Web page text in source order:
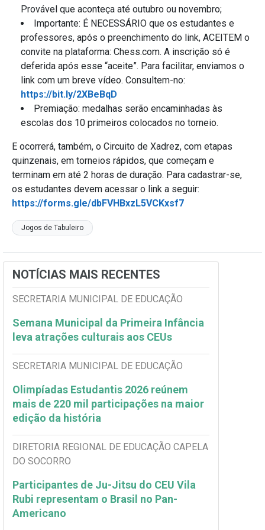
Provável que aconteça até outubro ou novembro;
Importante: É NECESSÁRIO que os estudantes e
professores, após o preenchimento do link, ACEITEM o
convite na plataforma: Chess.com. A inscrição só é
deferida após esse “aceite”. Para facilitar, enviamos o
link com um breve vídeo. Consultem-no:
https://bit.ly/2XBeBqD
Premiação: medalhas serão encaminhadas às
escolas dos 10 primeiros colocados no torneio.
E ocorrerá, também, o Circuito de Xadrez, com etapas
quinzenais, em torneios rápidos, que começam e
terminam em até 2 horas de duração. Para cadastrar-se,
os estudantes devem acessar o link a seguir:
https://forms.gle/dbFVHBxzL5VCKxsf7
Jogos de Tabuleiro
NOTÍCIAS MAIS RECENTES
SECRETARIA MUNICIPAL DE EDUCAÇÃO
Semana Municipal da Primeira Infância
leva atrações culturais aos CEUs
SECRETARIA MUNICIPAL DE EDUCAÇÃO
Olimpíadas Estudantis 2026 reúnem
mais de 220 mil participações na maior
edição da história
DIRETORIA REGIONAL DE EDUCAÇÃO CAPELA
DO SOCORRO
Participantes de Ju-Jitsu do CEU Vila
Rubi representam o Brasil no Pan-
Americano